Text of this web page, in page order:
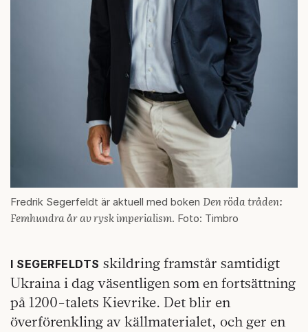
Fredrik Segerfeldt är aktuell med boken Den röda tråden:
Femhundra år av rysk imperialism. Foto: Timbro
I SEGERFELDTS skildring framstår samtidigt
Ukraina i dag väsentligen som en fortsättning
på 1200-talets Kievrike. Det blir en
överförenkling av källmaterialet, och ger en